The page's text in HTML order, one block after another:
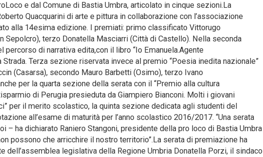
e dal Comune di Bastia Umbra, articolato in cinque sezioni.La
Quacquarini di arte e pittura in collaborazione con l’associazione
alla 14esima edizione. I premiati: primo classificato Vittorugo
Sepolcro), terzo Donatella Masciarri (Città di Castello). Nella seconda
di narrativa edita,con il libro “Io Emanuela.Agente
Terza sezione riservata invece al premio “Poesia inedita nazionale”
(Casarsa), secondo Mauro Barbetti (Osimo), terzo Ivano
per la quarta sezione della serata con il “Premio alla cultura
di Perugia presieduta da Giampiero Bianconi. Molti i giovani
per il merito scolastico, la quinta sezione dedicata agli studenti del
all’esame di maturità per l’anno scolastico 2016/2017. “Una serata
– ha dichiarato Raniero Stangoni, presidente della pro loco di Bastia Umbra
possono che arricchire il nostro territorio”.La serata di premiazione ha
dell’assemblea legislativa della Regione Umbria Donatella Porzi, il sindaco